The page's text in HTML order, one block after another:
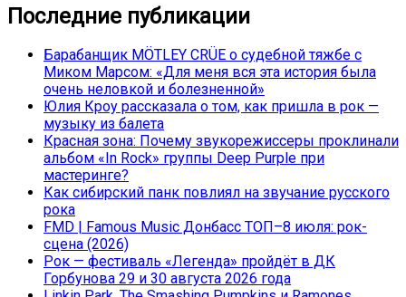
Последние публикации
Барабанщик MÖTLEY CRÜE о судебной тяжбе с
Миком Марсом: «Для меня вся эта история была
очень неловкой и болезненной»
Юлия Кроу рассказала о том, как пришла в рок —
музыку из балета
Красная зона: Почему звукорежиссеры проклинали
альбом «In Rock» группы Deep Purple при
мастеринге?
Как сибирский панк повлиял на звучание русского
рока
FMD | Famous Music Донбасс ТОП–8 июля: рок-
сцена (2026)
Рок — фестиваль «Легенда» пройдёт в ДК
Горбунова 29 и 30 августа 2026 года